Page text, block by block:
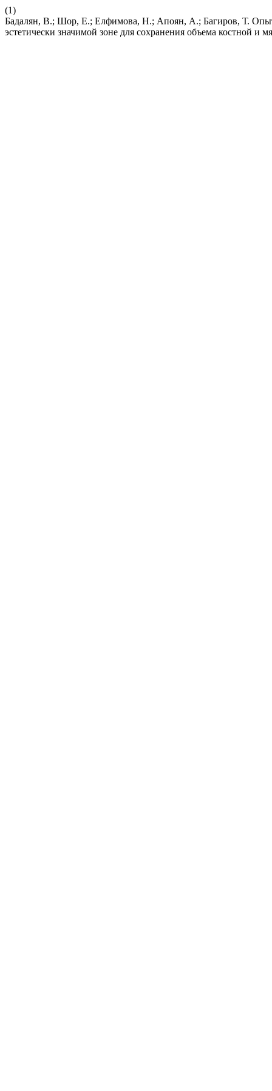
(1)
Бадалян, В.; Шор, Е.; Елфимова, Н.; Апоян, А.; Багиров, Т.
эстетически значимой зоне для сохранения объема костной и